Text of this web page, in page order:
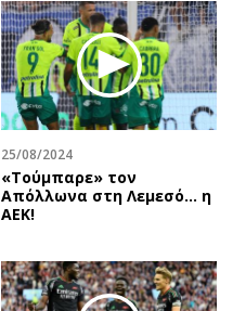
25/08/2024
«Τούμπαρε» τον
Απόλλωνα στη Λεμεσό… η
ΑΕΚ!